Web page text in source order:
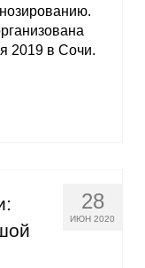
2019 в Сочи.
28
ИЮН 2020